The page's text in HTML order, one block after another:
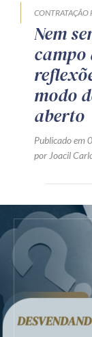
CONTRATAÇÃO
Nem
campo
modo
aberto
Publicado em
por Joacil